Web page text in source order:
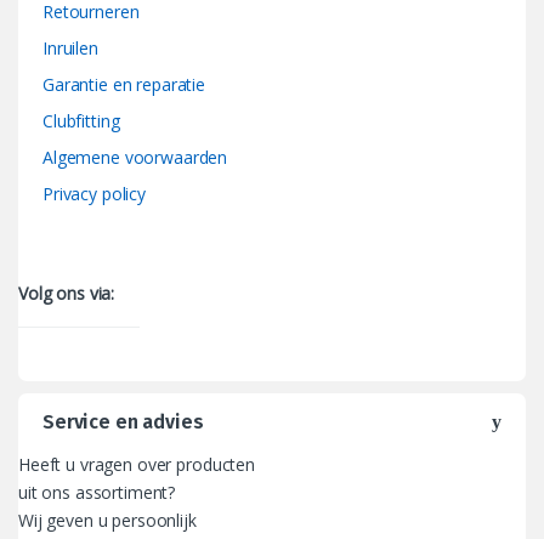
Retourneren
Inruilen
Garantie en reparatie
Clubfitting
Algemene voorwaarden
Privacy policy
Volg ons via:
Service en advies
Heeft u vragen over producten
uit ons assortiment?
Wij geven u persoonlijk